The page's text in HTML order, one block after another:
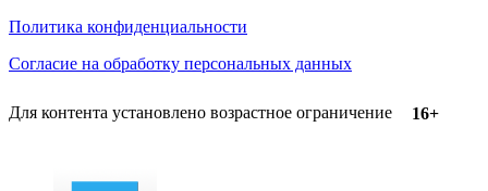
Политика конфиденциальности
Согласие на обработку персональных данных
Для контента установлено возрастное ограничение 16+